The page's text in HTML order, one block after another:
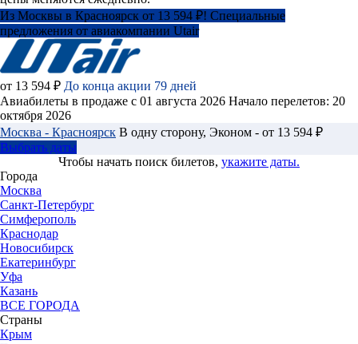
Из Москвы в Красноярск от 13 594 ₽! Специальные
предложения от авиакомпании Utair
от 13 594 ₽ До конца акции 79 дней
Авиабилеты в продаже с 01 августа 2026 Начало перелетов: 20
октября 2026
Москва - Красноярск В одну сторону, Эконом - от 13 594 ₽
Выбрать даты
Чтобы начать поиск билетов, укажите даты.
Города
Москва
Санкт-Петербург
Симферополь
Краснодар
Новосибирск
Екатеринбург
Уфа
Казань
ВСЕ ГОРОДА
Страны
Крым